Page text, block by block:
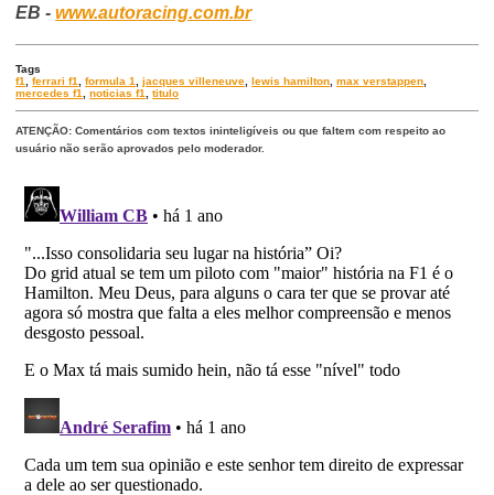
EB -www.autoracing.com.br
Tags
f1
,ferrari f1 ,formula 1 ,jacques villeneuve ,lewis hamilton ,max verstappen
mercedes f1
,noticias f1 ,titulo
ATENÇÃO: Comentários com textos ininteligíveis ou que faltem com respeito ao
usuário não serão aprovados pelo moderador.